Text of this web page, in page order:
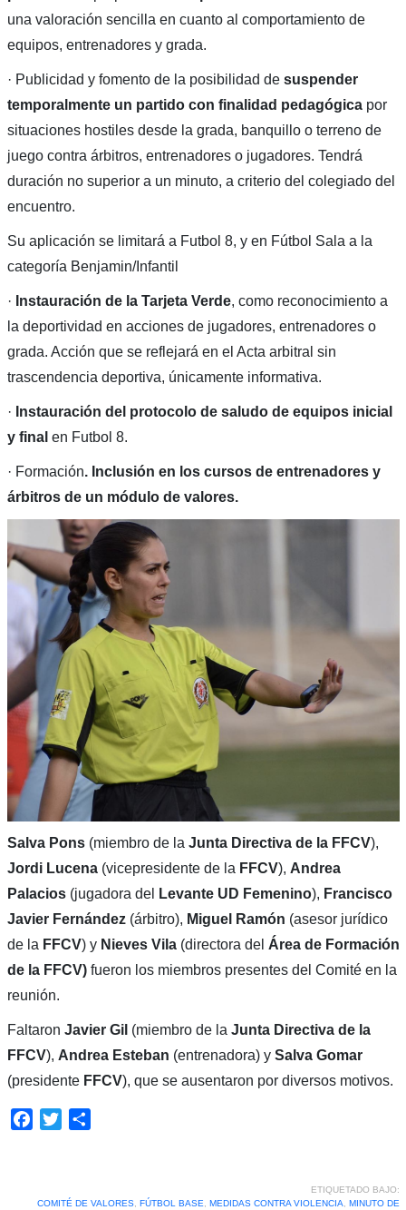
una valoración sencilla en cuanto al comportamiento de
equipos, entrenadores y grada.
· Publicidad y fomento de la posibilidad de suspender
temporalmente un partido con finalidad pedagógica por
situaciones hostiles desde la grada, banquillo o terreno de
juego contra árbitros, entrenadores o jugadores. Tendrá
duración no superior a un minuto, a criterio del colegiado del
encuentro.
Su aplicación se limitará a Futbol 8, y en Fútbol Sala a la
categoría Benjamin/Infantil
· Instauración de la Tarjeta Verde, como reconocimiento a
la deportividad en acciones de jugadores, entrenadores o
grada. Acción que se reflejará en el Acta arbitral sin
trascendencia deportiva, únicamente informativa.
· Instauración del protocolo de saludo de equipos inicial
y final en Futbol 8.
· Formación. Inclusión en los cursos de entrenadores y
árbitros de un módulo de valores.
Salva Pons(miembro de la Junta Directiva de la FFCV),
Jordi Lucena(vicepresidente de la FFCV), Andrea
Palacios(jugadora del Levante UD Femenino), Francisco
Javier Fernández(árbitro), Miguel Ramón (asesor jurídico
de la FFCV) y Nieves Vila(directora del Área de Formación
de la FFCV)fueron los miembros presentes del Comité en la
reunión.
Faltaron Javier Gil (miembro de la Junta Directiva de la
FFCV), Andrea Esteban (entrenadora) y Salva Gomar
(presidente FFCV), que se ausentaron por diversos motivos.
Facebook
Twitter
ETIQUETADO BAJO:
COMITÉ DE VALORES, FÚTBOL BASE, MEDIDAS CONTRA VIOLENCIA, MINUTO DE